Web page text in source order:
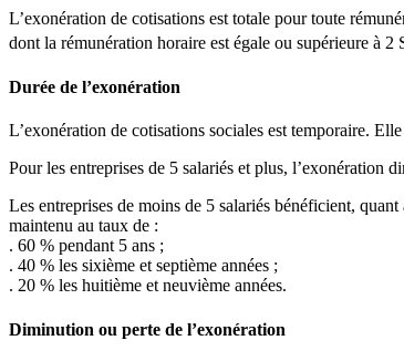
L’exonération de cotisations est totale pour toute
dont la rémunération horaire est égale ou supérieure à 2
Durée de l’exonération
L’exonération de cotisations sociales est temporaire.
Pour les entreprises de 5 salariés et plus, l’exonération
Les entreprises de moins de 5 salariés bénéficient,
maintenu au taux de :
. 60 % pendant 5 ans ;
. 40 % les sixième et septième années ;
. 20 % les huitième et neuvième années.
Diminution ou perte de l’exonération